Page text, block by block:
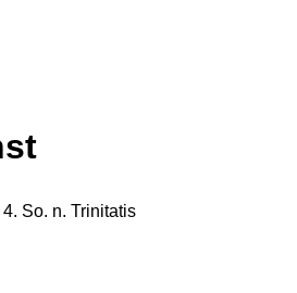
4. So. n. Trinitatis